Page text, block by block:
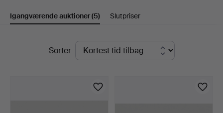
hos
Thörner
Igangværende auktioner(5) Slutpriser
Igangværende
Sorter